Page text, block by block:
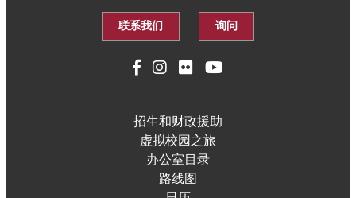
联系我们 询问
招生和财政援助
虚拟校园之旅
办公室目录
路线图